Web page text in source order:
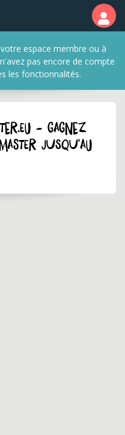
espace membre ou à
pas encore de compte
les fonctionnalités.
- Gagnez
jusqu'au